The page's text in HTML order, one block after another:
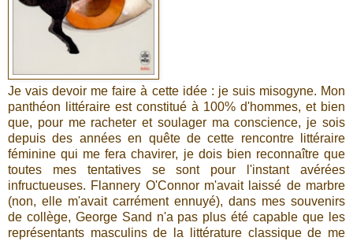
Je vais devoir me faire à cette idée : je suis misogyne. Mon
panthéon littéraire est constitué à 100% d'hommes, et bien
que, pour me racheter et soulager ma conscience, je sois
depuis des années en quête de cette rencontre littéraire
féminine qui me fera chavirer, je dois bien reconnaître que
toutes mes tentatives se sont pour l'instant avérées
infructueuses. Flannery O'Connor m'avait laissé de marbre
(non, elle m'avait carrément ennuyé), dans mes souvenirs
de collège, George Sand n'a pas plus été capable que les
représentants masculins de la littérature classique de me